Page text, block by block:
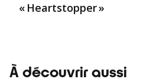
« Heartstopper »
À découvrir aussi